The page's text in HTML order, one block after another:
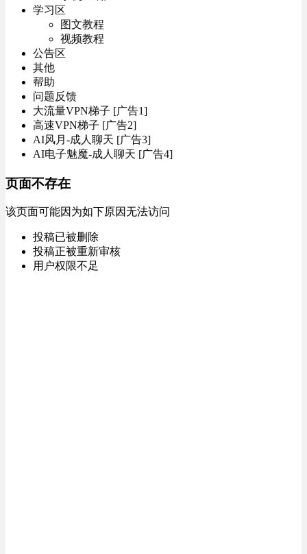
学习区
图文教程
视频教程
公告区
其他
帮助
问题反馈
大流量VPN梯子 [广告1]
高速VPN梯子 [广告2]
AI风月-成人聊天 [广告3]
AI电子魅魔-成人聊天 [广告4]
页面不存在
该页面可能因为如下原因无法访问
投稿已被删除
投稿正被重新审核
用户权限不足